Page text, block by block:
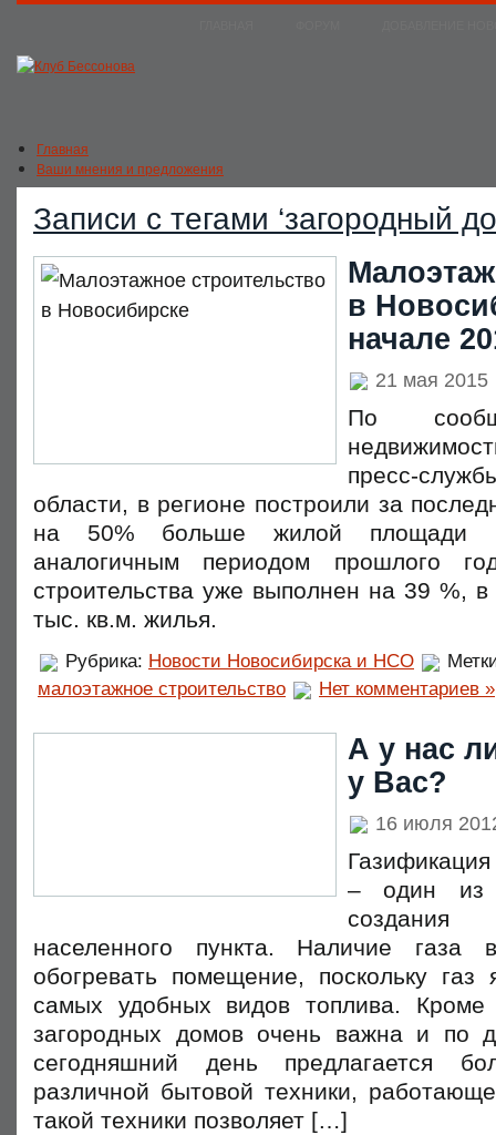
Главная
Ваши мнения и предложения
Новости Новосибирска и НСО
Новости России
Записи с тегами ‘загородный
в
начале
21 мая 2015
По
пресс-
области, в регионе построили за
на 50% больше жилой площади
аналогичным периодом прошлого
строительства уже выполнен на 39 %,
тыс. кв.м. жилья.
Рубрика: Новости Новосибирска и НСО
малоэтажное строительство
Нет комментариев »
А у нас
у Вас?
16 июля
– один из
населенного пункта. Наличие газа
обогревать помещение, поскольку газ
самых удобных видов топлива. Кроме
загородных домов очень важна и по
сегодняшний день предлагается
различной бытовой техники,
такой техники позволяет […]